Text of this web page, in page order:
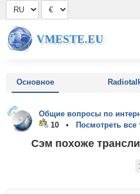
VMESTE.EU
Основное
Общие вопросы по
10 •
Посмотреть
Сэм похоже